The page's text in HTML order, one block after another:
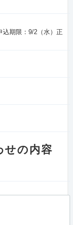
込期限：9/2（水）正
せの内容